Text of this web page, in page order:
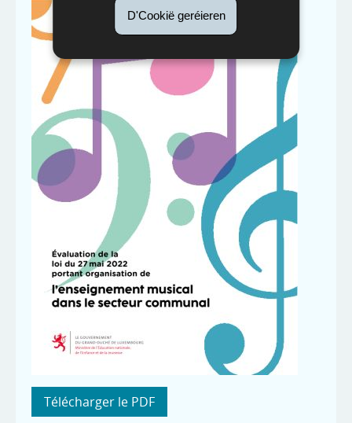
D'Cookië geréieren
Télécharger le PDF